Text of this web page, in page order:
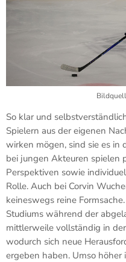
So klar und
Spielern aus der eigenen
wirken mögen, sind sie es in
bei jungen Akteuren spielen
Perspektiven sowie
Rolle. Auch bei Corvin
keineswegs reine
Studiums während der
mittlerweile vollständig in
wodurch sich neue
ergeben haben. Umso höher